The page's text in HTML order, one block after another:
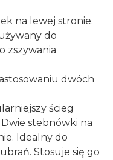
na lewej stronie.
do
zszywania
dwóch
ścieg
stebnówki na
Idealny do
Stosuje się go